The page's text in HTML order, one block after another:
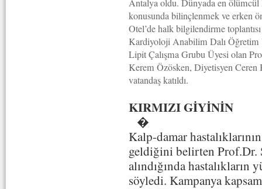
Antalya oldu. Dünyada en ölümcül
konusunda bilinçlenmek ve erken
Otel’de halk bilgilendirme
Kardiyoloji Anabilim Dalı Öğretim
Lipit Çalışma Grubu Üyesi olan
Kerem Özösken, Diyetisyen Ceren
vatandaş katıldı.
KIRMIZI GİYİNİN
�
Kalp-damar
geldiğini belirten Prof.Dr.
alındığında
söyledi. Kampanya